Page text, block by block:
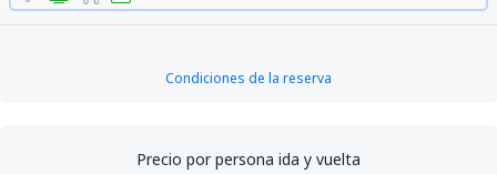
Condiciones de la reserva
Precio por persona ida y vuelta